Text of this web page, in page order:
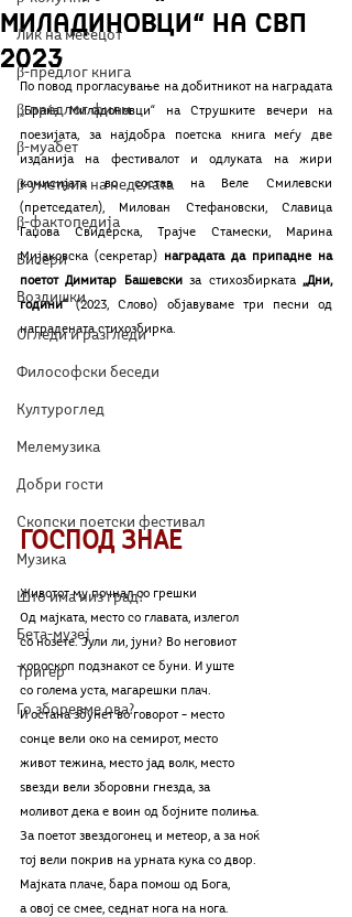
Лик на месецот
β-предлог книга
β-предлог филм
β-муабет
β-уметник на неделата
β-фактопедија
Бисери
Воздишки
Огледи и разгледи
Философски беседи
Културоглед
Мелемузика
Добри гости
Скопски поетски фестивал
Музика
Што има низ град?
Бета-музеј
Тригер
Го зборевме ова?
Миладиновци“ на СВП
2023
По повод прогласување на добитникот на наградата
„Браќа Миладоновци“ на Струшките вечери на
поезијата, за најдобра поетска книга меѓу две
изданија на фестивалот и одлуката на жири
комисијата во состав на Веле Смилевски
(претседател), Милован Стефановски, Славица
Гаџова Свидерска, Трајче Стамески, Марина
Мијаковска (секретар) наградата да припадне на
поетот Димитар Башевски за стихозбирката „Дни,
години“ (2023, Слово) објавуваме три песни од
наградената стихозбирка.
ГОСПОД ЗНАЕ
Животот му почнал со грешки
Од мајката, место со главата, излегол
со нозете. Јули ли, јуни? Во неговиот
хороскоп подзнакот се буни. И уште
со голема уста, магарешки плач.
И остана збунет во говорот – место
сонце вели око на семирот, место
живот тежина, место јад волк, место
ѕвезди вели зборовни гнезда, за
моливот дека е воин од бојните полиња.
За поетот звездогонец и метеор, а за ноќ
тој вели покрив на урната кука со двор.
Мајката плаче, бара помош од Бога,
а овој се смее, седнат нога на нога.